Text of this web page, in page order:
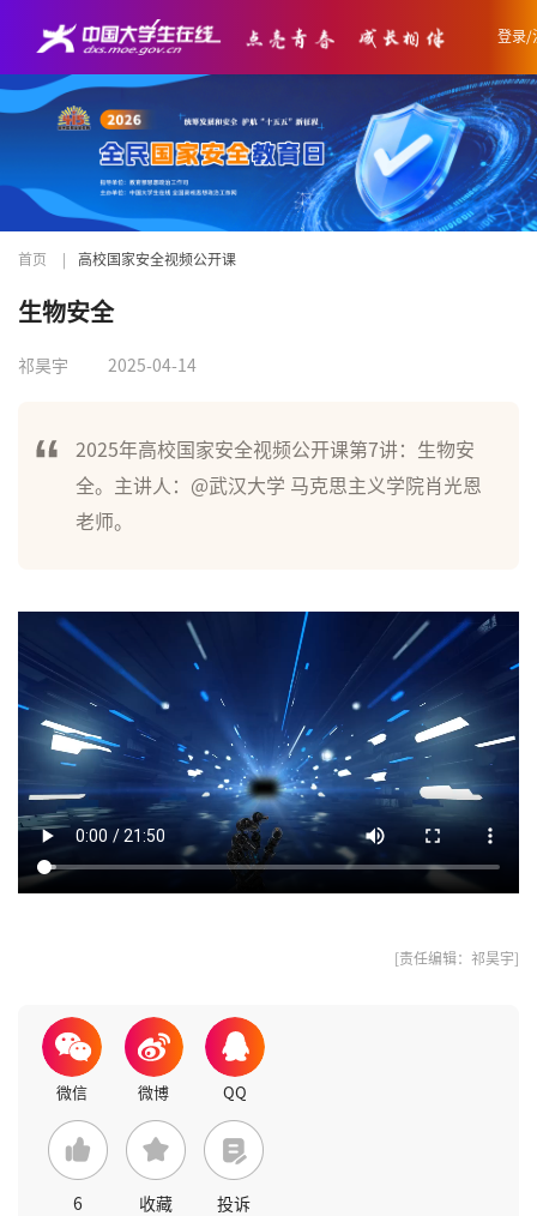
登录/
首页 高校国家安全视频公开课
生物安全
祁昊宇 2025-04-14
2025年高校国家安全视频公开课第7讲：生物安
全。主讲人：@武汉大学 马克思主义学院肖光恩
老师。
[责任编辑：祁昊宇]
6 收藏 投诉